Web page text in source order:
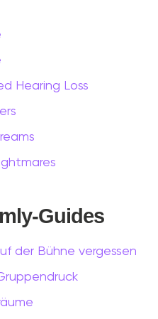
Hearing Loss
Guides
der Bühne vergessen